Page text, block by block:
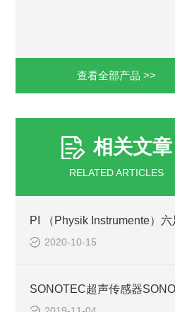
查看全部产品 >>
相关文章
RELATED ARTICLES
2020-10-15